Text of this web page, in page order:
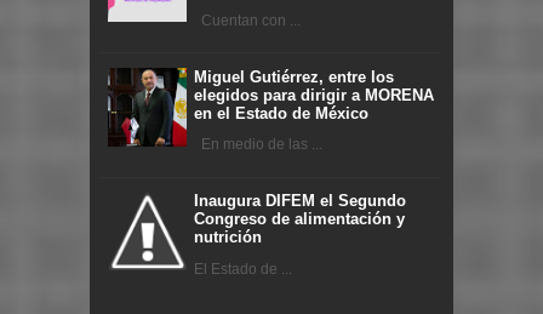
Cuentan con ...
Miguel Gutiérrez, entre los
elegidos para dirigir a MORENA
en el Estado de México
En medio de las ...
Inaugura DIFEM el Segundo
Congreso de alimentación y
nutrición
El Estado de ...